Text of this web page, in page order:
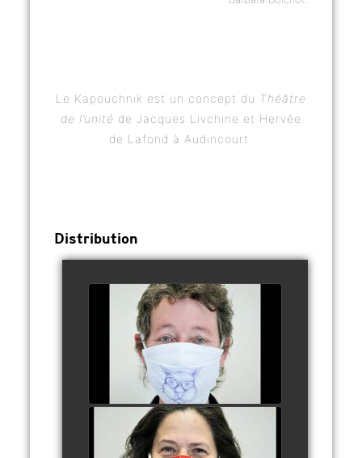
Le Kapouchnik est un concept du Théâtre
de l’unité de Jacques Livchine et Hervée
de Lafond à Audincourt.
Distribution
1 - SYLVIE
PREUD'HOMME
watch video
2 - MARIE CHRISTINE
DUMONT